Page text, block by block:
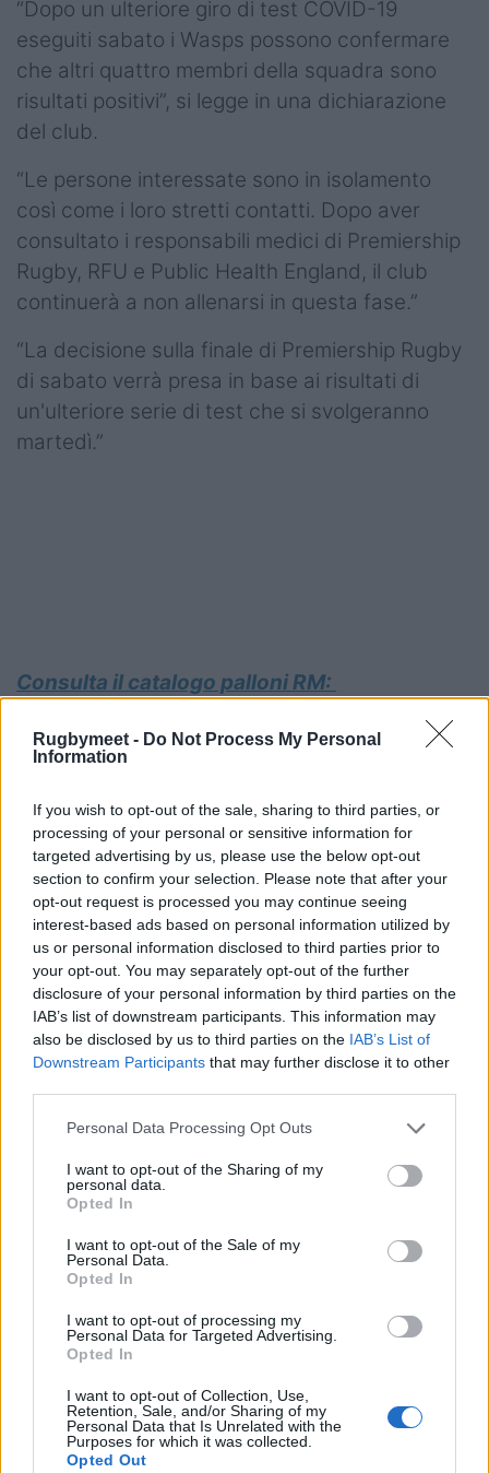
Rugbymeet - Do Not Process My Personal
Information
If you wish to opt-out of the sale, sharing to third parties, or
processing of your personal or sensitive information for
targeted advertising by us, please use the below opt-out
section to confirm your selection. Please note that after your
opt-out request is processed you may continue seeing
interest-based ads based on personal information utilized by
us or personal information disclosed to third parties prior to
your opt-out. You may separately opt-out of the further
disclosure of your personal information by third parties on the
IAB’s list of downstream participants. This information may
also be disclosed by us to third parties on the IAB’s List of
Downstream Participants that may further disclose it to other
Personal Data Processing Opt Outs
I want to opt-out of the Sharing of my
personal data.
Opted In
I want to opt-out of the Sale of my
Personal Data.
Opted In
I want to opt-out of processing my
Personal Data for Targeted Advertising.
Opted In
I want to opt-out of Collection, Use,
Retention, Sale, and/or Sharing of my
Personal Data that Is Unrelated with the
Purposes for which it was collected.
Opted Out
“Dopo un ulteriore giro di test COVID-19
eseguiti sabato i Wasps possono confermare
che altri quattro membri della squadra sono
risultati positivi”, si legge in una dichiarazione
del club.
“Le persone interessate sono in isolamento
così come i loro stretti contatti. Dopo aver
consultato i responsabili medici di Premiership
Rugby, RFU e Public Health England, il club
continuerà a non allenarsi in questa fase.”
“La decisione sulla finale di Premiership Rugby
di sabato verrà presa in base ai risultati di
un'ulteriore serie di test che si svolgeranno
martedì.”
Consulta il catalogo palloni RM: